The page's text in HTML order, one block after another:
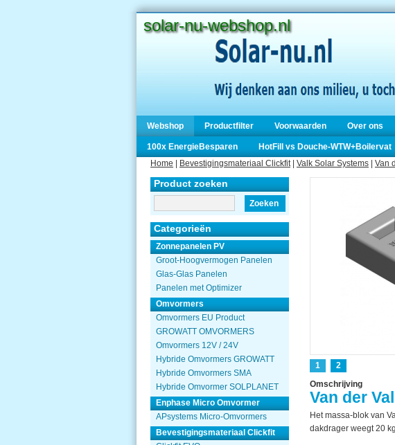
solar-nu-webshop.nl
Webshop Productfilter Voorwaarden Over ons
100x EnergieBesparen
HotFill vs Douche-WTW+Boilervat
Home
Bevestigingsmateriaal Clickfit| Valk Solar Systems Van
Product zoeken
Zoeken
Categorieën
Zonnepanelen PV
Groot-Hoogvermogen Panelen
Glas-Glas Panelen
Panelen met Optimizer
Omvormers
Omvormers EU Product
GROWATT OMVORMERS
Omvormers 12V / 24V
Hybride Omvormers GROWATT
Hybride Omvormers SMA
Hybride Omvormer SOLPLANET
Enphase Micro Omvormer
APsystems Micro-Omvormers
Bevestigingsmateriaal Clickfit
1 2
Omschrijving
Van der
Het massa-blok van
dakdrager weegt 20